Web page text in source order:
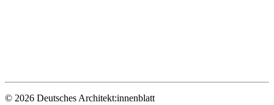
© 2026 Deutsches Architekt:innenblatt